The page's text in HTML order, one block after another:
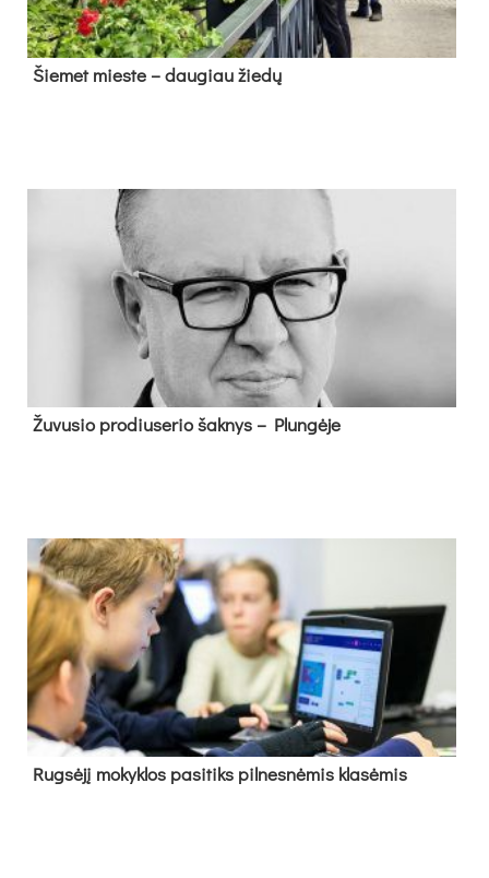
Šie­met mies­te – dau­giau žie­dų
Žu­vu­sio pro­diu­se­rio šak­nys – Plun­gė­je
Rug­sė­jį mo­kyk­los pa­si­tiks pil­nes­nė­mis kla­sė­mis